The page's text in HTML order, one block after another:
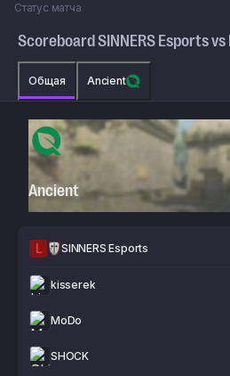
Статус матча
Scoreboard SINNERS Esportsvs
Общая Ancient
Ancient
L SINNERS Esports
kisserek
MoDo
SHOCK